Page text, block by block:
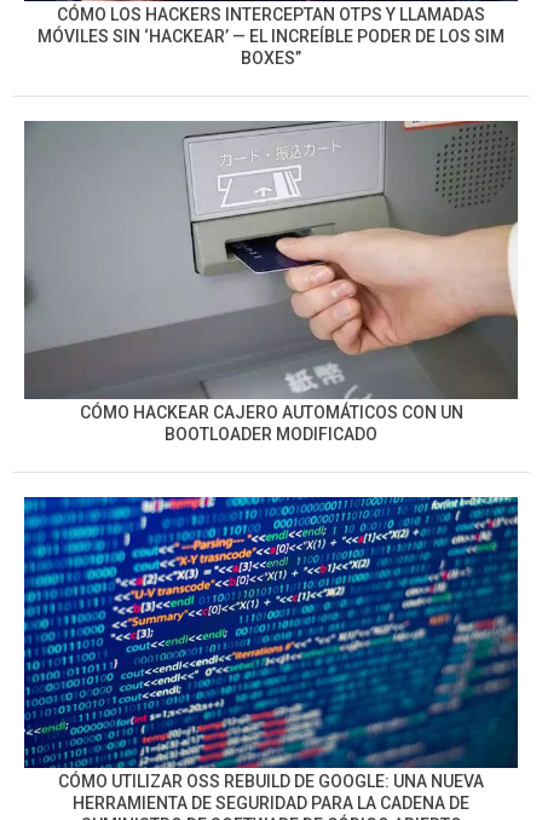
CÓMO LOS HACKERS INTERCEPTAN OTPS Y LLAMADAS
MÓVILES SIN ‘HACKEAR’ — EL INCREÍBLE PODER DE LOS SIM
BOXES”
CÓMO HACKEAR CAJERO AUTOMÁTICOS CON UN
BOOTLOADER MODIFICADO
CÓMO UTILIZAR OSS REBUILD DE GOOGLE: UNA NUEVA
HERRAMIENTA DE SEGURIDAD PARA LA CADENA DE